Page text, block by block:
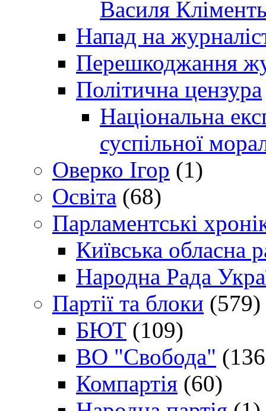
Василя
Напад на
Перешкоджання
Політична цензура
Національна
суспільної
Оверко Ігор (1)
Освіта (68)
Парламентські
Київська обласна
Народна Рада
Партії та блоки (579)
БЮТ (109)
ВО "Свобода"
Компартія (60)